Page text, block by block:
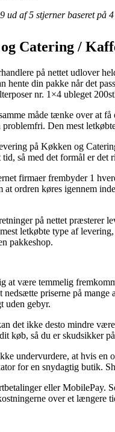
ud af 5 stjerner baseret på 4
Catering /
på nettet udlover
hente din pakke når det
nr. 1×4 ubleget
måde tænke over at
Den mest
på Køkken og
så med det formål er det
firmaer frembyder 1
at ordren køres igennem
på nettet præsterer
letkøbte type af
pakkeshop.
at være temmelig
nedsætte priserne på
uden gebyr.
det ikke desto mindre
køb, så du er skudsikker
undervurdere, at hvis en
for en snydagtig butik.
eller MobilePay.
over et længere